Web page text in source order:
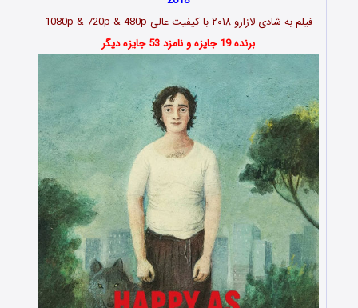
فیلم به شادی لازارو ۲۰۱۸ با کیفیت عالی 1080p & 720p & 480p
برنده 19 جایزه و نامزد 53 جایزه دیگر